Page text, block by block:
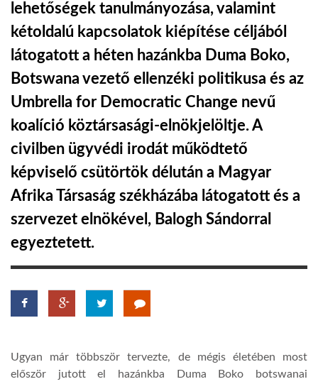
GLOBOZSARU
DOBRAVERO.HU
LATIMO.HU
GLOBOBOOK
lehetőségek tanulmányozása, valamint
kétoldalú kapcsolatok kiépítése céljából
látogatott a héten hazánkba Duma Boko,
Botswana vezető ellenzéki politikusa és az
Umbrella for Democratic Change nevű
koalíció köztársasági-elnökjelöltje. A
civilben ügyvédi irodát működtető
képviselő csütörtök délután a Magyar
Afrika Társaság székházába látogatott és a
szervezet elnökével, Balogh Sándorral
egyeztetett.
Ugyan már többször tervezte, de mégis életében most
először jutott el hazánkba Duma Boko botswanai